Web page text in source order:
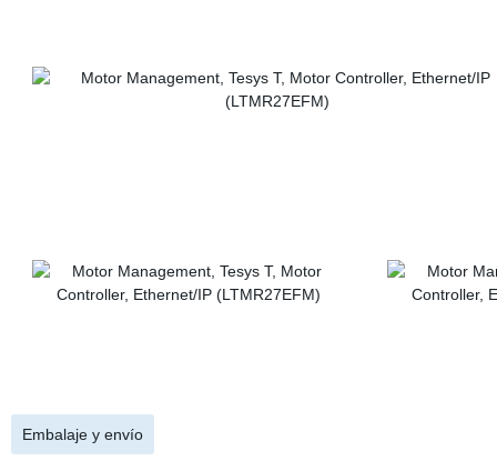
Embalaje y envío